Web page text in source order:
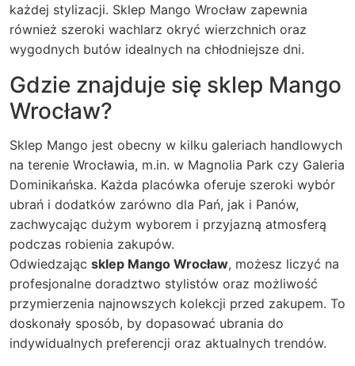
każdej stylizacji. Sklep Mango Wrocław zapewnia
również szeroki wachlarz okryć wierzchnich oraz
wygodnych butów idealnych na chłodniejsze dni.
Gdzie znajduje się sklep Mango
Wrocław?
Sklep Mango jest obecny w kilku galeriach handlowych
na terenie Wrocławia, m.in. w Magnolia Park czy Galeria
Dominikańska. Każda placówka oferuje szeroki wybór
ubrań i dodatków zarówno dla Pań, jak i Panów,
zachwycając dużym wyborem i przyjazną atmosferą
podczas robienia zakupów.
Odwiedzając sklep Mango Wrocław, możesz liczyć na
profesjonalne doradztwo stylistów oraz możliwość
przymierzenia najnowszych kolekcji przed zakupem. To
doskonały sposób, by dopasować ubrania do
indywidualnych preferencji oraz aktualnych trendów.